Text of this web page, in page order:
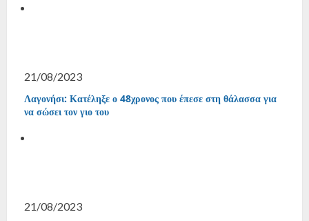
21/08/2023
Λαγονήσι: Κατέληξε ο 48χρονος που έπεσε στη θάλασσα για
να σώσει τον γιο του
21/08/2023